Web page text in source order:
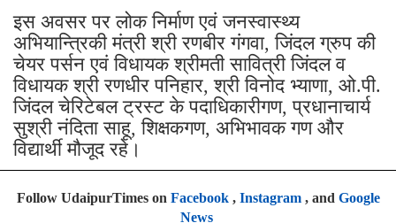
इस अवसर पर लोक निर्माण एवं जनस्वास्थ्य
अभियान्त्रिकी मंत्री श्री रणबीर गंगवा, जिंदल ग्रुप की
चेयर पर्सन एवं विधायक श्रीमती सावित्री जिंदल व
विधायक श्री रणधीर पनिहार, श्री विनोद भ्याणा, ओ.पी.
जिंदल चेरिटेबल ट्रस्ट के पदाधिकारीगण, प्रधानाचार्य
सुश्री नंदिता साहू, शिक्षकगण, अभिभावक गण और
विद्यार्थी मौजूद रहे।
Follow UdaipurTimes on Facebook, Instagram, and Google
News